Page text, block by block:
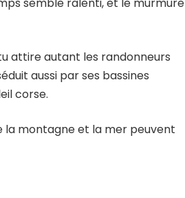
semble ralenti, et le murmure
attire autant les randonneurs
aussi par ses bassines
corse.
la montagne et la mer peuvent